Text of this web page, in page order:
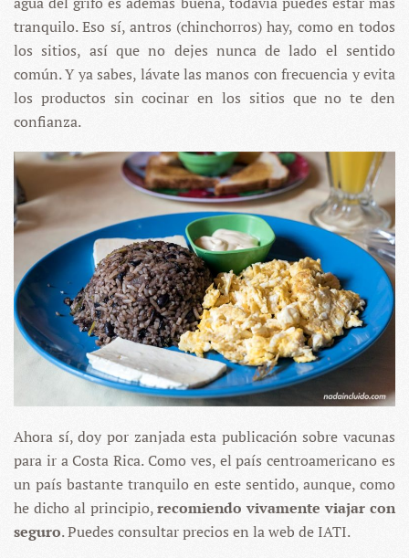
tranquilo. Eso sí, antros (chinchorros) hay, como en todos
los sitios, así que no dejes nunca de lado el sentido
común. Y ya sabes, lávate las manos con frecuencia y evita
los productos sin cocinar en los sitios que no te den
confianza.
Ahora sí, doy por zanjada esta publicación sobre vacunas
para ir a Costa Rica. Como ves, el país centroamericano es
un país bastante tranquilo en este sentido, aunque, como
he dicho al principio,recomiendo vivamente viajar con
seguro. Puedes consultar precios en la web de IATI.